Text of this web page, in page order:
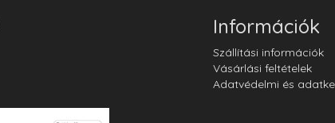
Információk
Szállítási információk
Vásárlási feltételek
Adatvédelmi és